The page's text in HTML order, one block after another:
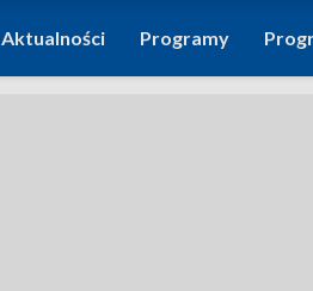
Aktualności Programy